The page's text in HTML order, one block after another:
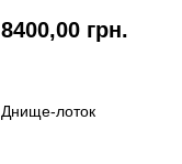
8400,00 грн.
Днище-лоток